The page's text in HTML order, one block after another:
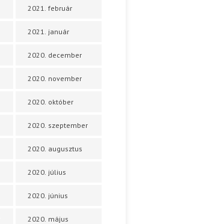
2021. február
2021. január
2020. december
2020. november
2020. október
2020. szeptember
2020. augusztus
2020. július
2020. június
2020. május